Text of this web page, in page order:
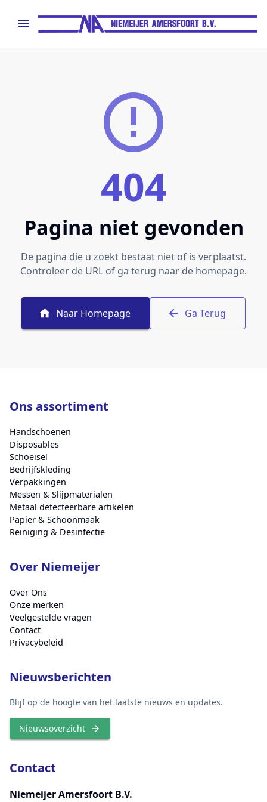
404
Pagina niet gevonden
De pagina die u zoekt bestaat niet of is verplaatst.
Controleer de URL of ga terug naar de homepage.
Naar Homepage Ga Terug
Ons assortiment
Handschoenen
Disposables
Schoeisel
Bedrijfskleding
Verpakkingen
Messen & Slijpmaterialen
Metaal detecteerbare artikelen
Papier & Schoonmaak
Reiniging & Desinfectie
Over Niemeijer
Over Ons
Onze merken
Veelgestelde vragen
Contact
Privacybeleid
Nieuwsberichten
Blijf op de hoogte van het laatste nieuws en updates.
Nieuwsoverzicht
Contact
Niemeijer Amersfoort B.V.